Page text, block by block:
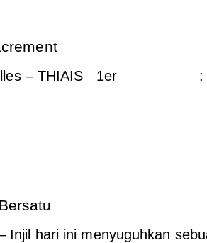
Gilles – THIAIS 1er :
Injil hari ini menyuguhkan